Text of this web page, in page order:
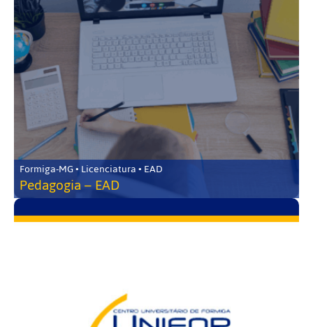
Formiga-MG • Licenciatura • EAD
Pedagogia – EAD